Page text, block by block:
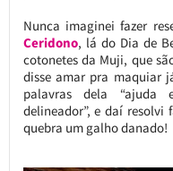
Nunca imaginei fazer
Ceridono, lá do Dia de
cotonetes da Muji, que
disse amar pra maquiar
palavras dela “ajuda
delineador”, e daí resolvi
quebra um galho danado!